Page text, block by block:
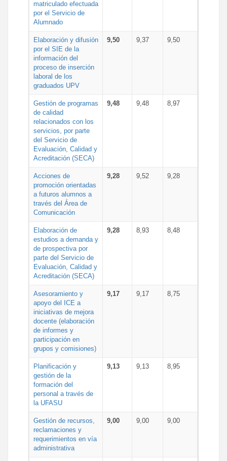
matriculado efectuada
por el Servicio de
Alumnado
Elaboración y difusión
por el SIE de la
información del
proceso de inserción
laboral de los
graduados UPV
9,50 9,37 9,50
Gestión de programas
de calidad
relacionados con los
servicios, por parte
del Servicio de
Evaluación, Calidad y
Acreditación (SECA)
9,48 9,48 8,97
Acciones de
promoción orientadas
a futuros alumnos a
través del Área de
Comunicación
9,28 9,52 9,28
Elaboración de
estudios a demanda y
de prospectiva por
parte del Servicio de
Evaluación, Calidad y
Acreditación (SECA)
9,28 8,93 8,48
Asesoramiento y
apoyo del ICE a
iniciativas de mejora
docente (elaboración
de informes y
participación en
grupos y comisiones)
9,17 9,17 8,75
Planificación y
gestión de la
formación del
personal a través de
la UFASU
9,13 9,13 8,95
Gestión de recursos,
reclamaciones y
requerimientos en vía
administrativa
9,00 9,00 9,00